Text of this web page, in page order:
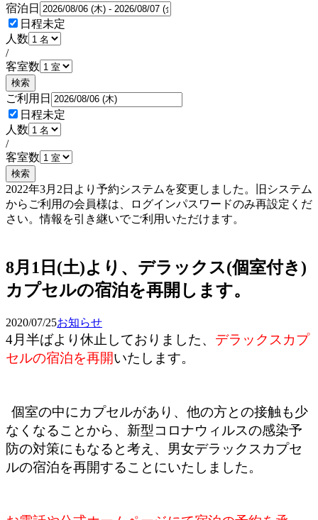
宿泊日
日程未定
人数
/
客室数
検索
ご利用日
日程未定
人数
/
客室数
検索
2022年3月2日より予約システムを変更しました。旧システム
からご利用の会員様は、ログインパスワードのみ再設定くだ
さい。情報を引き継いでご利用いただけます。
8月1日(土)より、デラックス(個室付き)
カプセルの宿泊を再開します。
2020/07/25お知らせ
4月半ばより休止しておりました、 デラックスカプ
セルの宿泊を再開いたします。
個室の中にカプセルがあり、他の方との接触も少
なくなることから、新型コロナウィルスの感染予
防の対策にもなると考え、男女デラックスカプセ
ルの宿泊を再開することにいたしました。